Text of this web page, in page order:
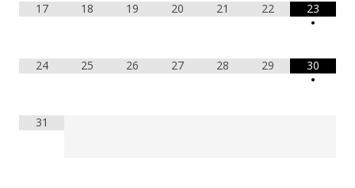
17 18 19 20 21 22
23
•
24 25 26 27 28 29
30
•
31